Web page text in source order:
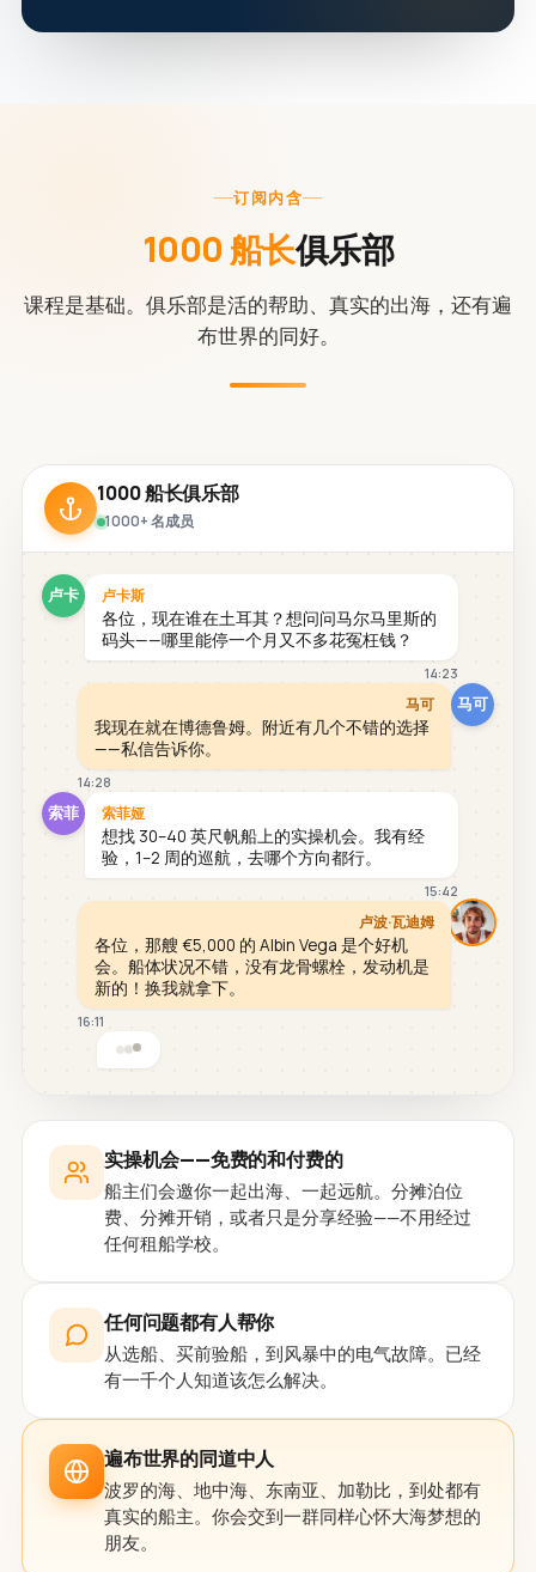
订阅内含
1000 船长俱乐部
课程是基础。俱乐部是活的帮助、真实的出海，还有遍
布世界的同好。
1000 船长俱乐部
1000+ 名成员
卢卡 卢卡斯
各位，现在谁在土耳其？想问问马尔马里斯的
码头——哪里能停一个月又不多花冤枉钱？
14:23
马可
马可
我现在就在博德鲁姆。附近有几个不错的选择
——私信告诉你。
14:28
索菲 索菲娅
想找 30–40 英尺帆船上的实操机会。我有经
验，1–2 周的巡航，去哪个方向都行。
15:42
卢波·瓦迪姆
各位，那艘 €5,000 的 Albin Vega 是个好机
会。船体状况不错，没有龙骨螺栓，发动机是
新的！换我就拿下。
16:11
实操机会——免费的和付费的
船主们会邀你一起出海、一起远航。分摊泊位
费、分摊开销，或者只是分享经验——不用经过
任何租船学校。
任何问题都有人帮你
从选船、买前验船，到风暴中的电气故障。已经
有一千个人知道该怎么解决。
遍布世界的同道中人
波罗的海、地中海、东南亚、加勒比，到处都有
真实的船主。你会交到一群同样心怀大海梦想的
朋友。